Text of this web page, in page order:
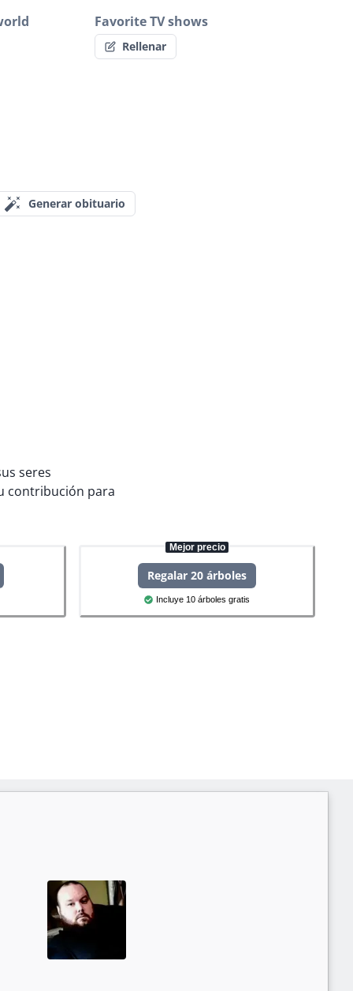
Favorite TV shows
Rellenar
Generar obituario
seres
contribución para
Mejor precio
Regalar 20 árboles
Incluye 10 árboles gratis